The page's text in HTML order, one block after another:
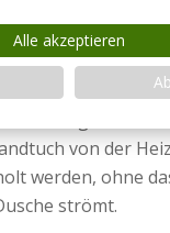
von der
werden, ohne
strömt.
Alle akzeptieren